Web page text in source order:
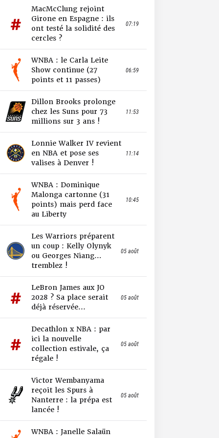
MacMcClung rejoint
Girone en Espagne : ils
ont testé la solidité des
cercles ?
07:19
WNBA : le Carla Leite
Show continue (27
points et 11 passes)
06:59
Dillon Brooks prolonge
chez les Suns pour 73
millions sur 3 ans !
11:53
Lonnie Walker IV revient
en NBA et pose ses
valises à Denver !
11:14
WNBA : Dominique
Malonga cartonne (31
points) mais perd face
au Liberty
10:45
Les Warriors préparent
un coup : Kelly Olynyk
ou Georges Niang…
tremblez !
05 août
LeBron James aux JO
2028 ? Sa place serait
déjà réservée...
05 août
Decathlon x NBA : par
ici la nouvelle
collection estivale, ça
régale !
05 août
Victor Wembanyama
reçoit les Spurs à
Nanterre : la prépa est
lancée !
05 août
WNBA : Janelle Salaün